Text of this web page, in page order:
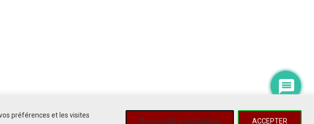
préférences et les visites
Personnaliser les Cookies ACCEPTER